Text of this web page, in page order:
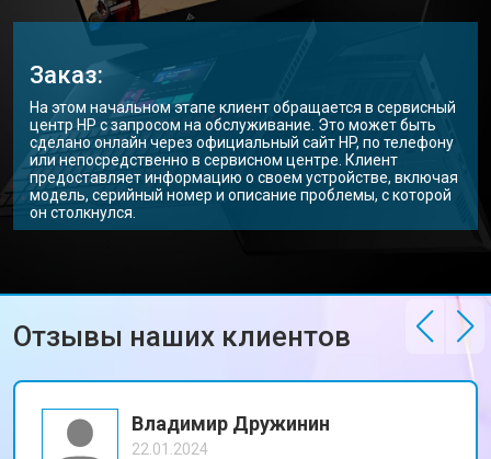
Замена звуковой карты от 1700 ₽ Заказать
Замена кулера ноутбука HP
Замена микрофона
Замена оперативной памяти от 1100 ₽ Заказать
Прошивка BIOS ноутбука HP от 1500 ₽ Заказать
Замена северного моста
Заказ:
На этом начальном этапе клиент обращается в сервисный
центр HP с запросом на обслуживание. Это может быть
сделано онлайн через официальный сайт HP, по телефону
или непосредственно в сервисном центре. Клиент
предоставляет информацию о своем устройстве, включая
модель, серийный номер и описание проблемы, с которой
он столкнулся.
Отзывы наших клиентов
Владимир Дружинин
22.01.2024